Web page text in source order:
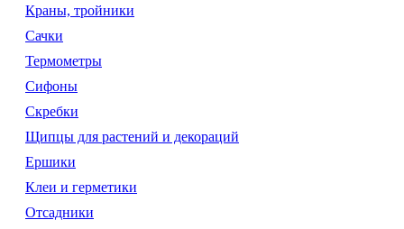
Краны, тройники
Сачки
Термометры
Сифоны
Скребки
Щипцы для растений и декораций
Ершики
Клеи и герметики
Отсадники